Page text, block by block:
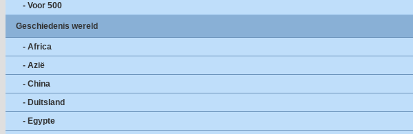
- Voor 500
Geschiedenis wereld
- Africa
- Azië
- China
- Duitsland
- Egypte